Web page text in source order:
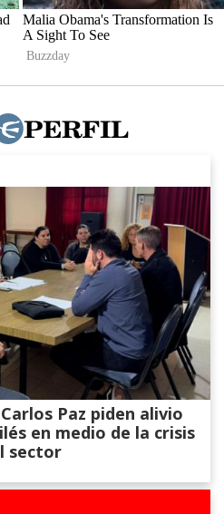
Paz piden alivio
en medio de la crisis
sector